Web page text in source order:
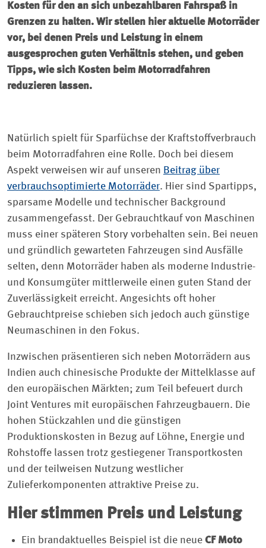
Kosten für den an sich unbezahlbaren Fahrspaß in
Grenzen zu halten. Wir stellen hier aktuelle Motorräder
vor, bei denen Preis und Leistung in einem
ausgesprochen guten Verhältnis stehen, und geben
Tipps, wie sich Kosten beim Motorradfahren
reduzieren lassen.
Natürlich spielt für Sparfüchse der Kraftstoffverbrauch
beim Motorradfahren eine Rolle. Doch bei diesem
Aspekt verweisen wir auf unseren Beitrag über
verbrauchsoptimierte Motorräder. Hier sind Spartipps,
sparsame Modelle und technischer Background
zusammengefasst. Der Gebrauchtkauf von Maschinen
muss einer späteren Story vorbehalten sein. Bei neuen
und gründlich gewarteten Fahrzeugen sind Ausfälle
selten, denn Motorräder haben als moderne Industrie-
und Konsumgüter mittlerweile einen guten Stand der
Zuverlässigkeit erreicht. Angesichts oft hoher
Gebrauchtpreise schieben sich jedoch auch günstige
Neumaschinen in den Fokus.
Inzwischen präsentieren sich neben Motorrädern aus
Indien auch chinesische Produkte der Mittelklasse auf
den europäischen Märkten; zum Teil befeuert durch
Joint Ventures mit europäischen Fahrzeugbauern. Die
hohen Stückzahlen und die günstigen
Produktionskosten in Bezug auf Löhne, Energie und
Rohstoffe lassen trotz gestiegener Transportkosten
und der teilweisen Nutzung westlicher
Zulieferkomponenten attraktive Preise zu.
Hier stimmen Preis und Leistung
Ein brandaktuelles Beispiel ist die neue CF Moto